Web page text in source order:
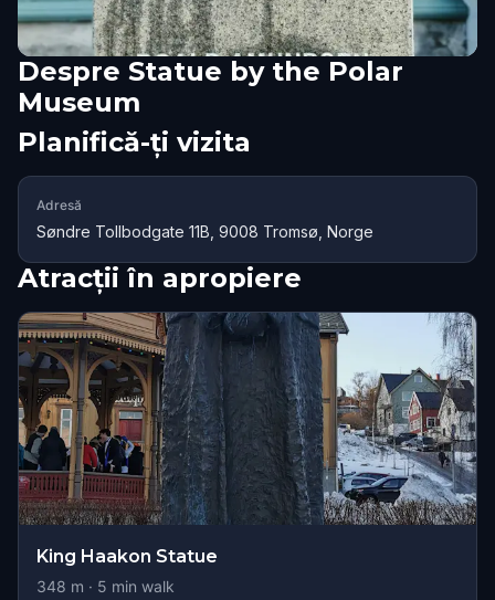
Despre Statue by the Polar
Museum
Planifică-ți vizita
Adresă
Søndre Tollbodgate 11B, 9008 Tromsø, Norge
Atracții în apropiere
King Haakon Statue
348 m · 5 min walk